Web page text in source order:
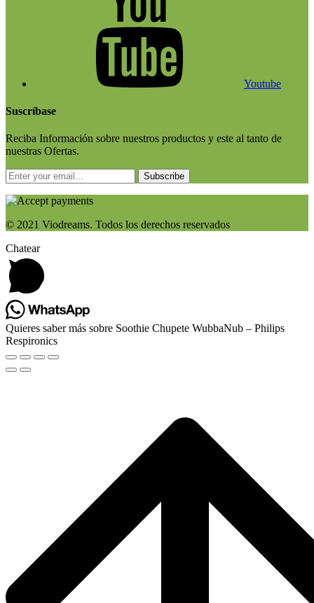
Youtube
Suscríbase
Reciba Información sobre nuestros productos y este al tanto de
nuestras Ofertas.
Subscribe
© 2021 Viodreams. Todos los derechos reservados
Chatear
Quieres saber más sobre Soothie Chupete WubbaNub – Philips
Respironics